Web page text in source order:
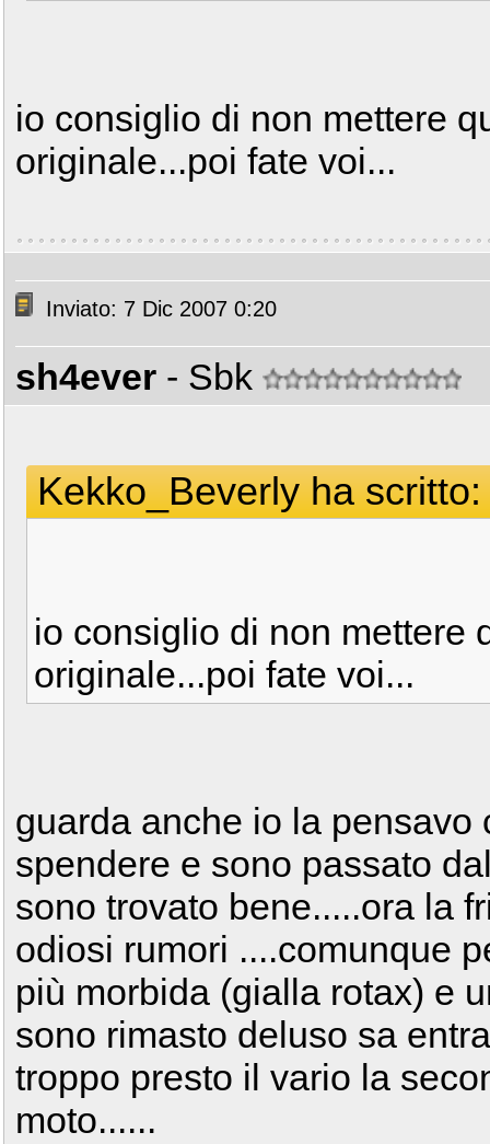
io consiglio di non mettere
originale...poi fate voi...
Inviato: 7 Dic 2007 0:20
sh4ever - Sbk
Kekko_Beverly ha scritto:
io consiglio di non mettere
originale...poi fate voi...
guarda anche io la
spendere e sono passato
sono trovato bene.....ora la
odiosi rumori ....comunque
più morbida (gialla rotax) e
sono rimasto deluso sa
troppo presto il vario la
moto......